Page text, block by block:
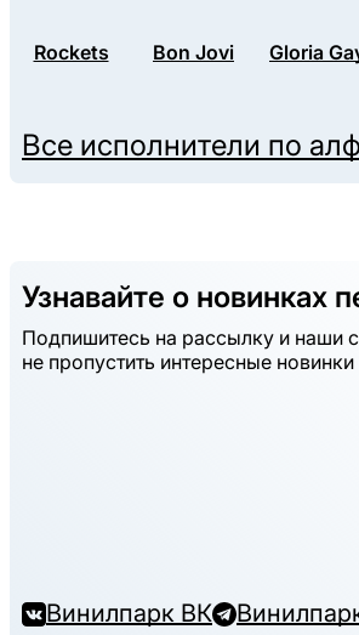
Rockets Bon Jovi Gloria
Все исполнители по
Узнавайте о новинках
Подпишитесь на рассылку и наши
не пропустить интересные
Винилпарк ВК